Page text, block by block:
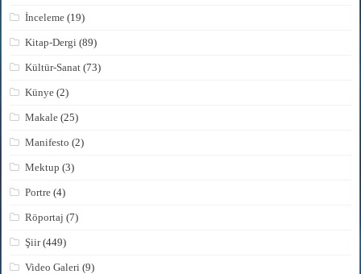
İnceleme (19)
Kitap-Dergi (89)
Kültür-Sanat (73)
Künye (2)
Makale (25)
Manifesto (2)
Mektup (3)
Portre (4)
Röportaj (7)
Şiir(449)
Video Galeri (9)